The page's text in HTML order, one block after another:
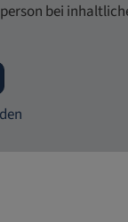
bei